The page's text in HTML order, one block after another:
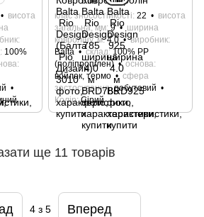
висота
100%
клас зносостійкості 22
висота
загальна, мм 9
ширина
ковроліну, м 4.0
виробник
Bаltа
склад 100% РР
(поліпропілен)
основа
войлок, термо
сфера
застосування побутовий
Колір Сірий
ще 11 товарів
4з 5 Вперед